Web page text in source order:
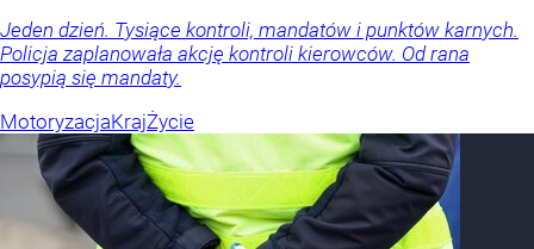
Jeden dzień. Tysiące kontroli, mandatów i punktów karnych.
Policja zaplanowała akcję kontroli kierowców. Od rana
posypią się mandaty.
MotoryzacjaKrajŻycie